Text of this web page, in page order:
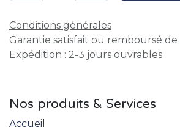
Conditions générales
Garantie satisfait ou remboursé
Expédition : 2-3 jours ouvrables
Nos produits & Services
Accueil